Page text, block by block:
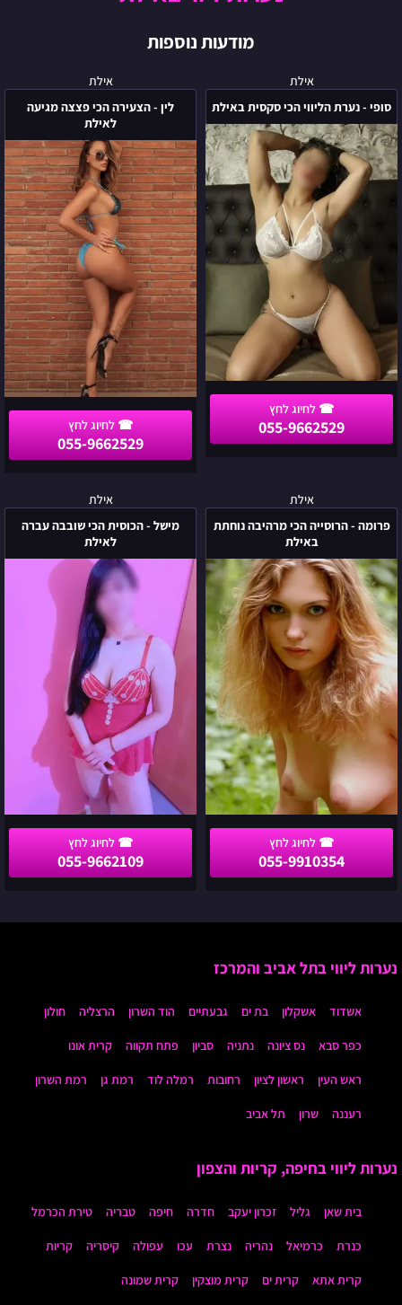
מודעות נוספות
אילת
סופי - נערת הליווי הכי סקסית באילת
055-9662529
סופי
-
נערת
הליווי
הכי
סקסית
באילת
אילת
לין - הצעירה הכי פצצה מגיעה
לאילת
055-9662529
לין
-
הצעירה
הכי
פצצה
מגיעה
לאילת
אילת
פרומה - הרוסייה הכי מרהיבה נוחתת
באילת
055-9910354
פרומה
-
הרוסייה
הכי
מרהיבה
נוחתת
באילת
אילת
מישל - הכוסית הכי שובבה עברה
לאילת
055-9662109
מישל
-
הכוסית
הכי
שובבה
עברה
לאילת
נערות ליווי בתל אביב והמרכז
אשדוד אשקלון בת ים גבעתיים הוד השרון הרצליה חולון
כפר סבא נס ציונה נתניה סביון פתח תקווה קרית אונו
ראש העין ראשון לציון רחובות רמלה לוד רמת גן רמת השרון
רעננה שרון תל אביב
נערות ליווי בחיפה, קריות והצפון
בית שאן גליל זכרון יעקב חדרה חיפה טבריה טירת הכרמל
כנרת כרמיאל נהריה נצרת עכו עפולה קיסריה קריות
קרית אתא קרית ים קרית מוצקין קרית שמונה